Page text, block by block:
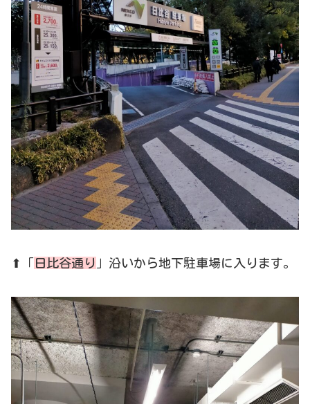
⬆「 日比谷通り 」沿いから地下駐車場に入ります。